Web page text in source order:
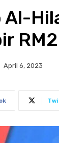
Al-
April 6, 2023